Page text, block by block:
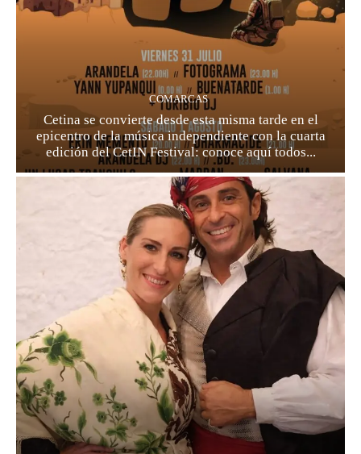
COMARCAS
Cetina se convierte desde esta misma tarde en el
epicentro de la música independiente con la cuarta
edición del CetIN Festival: conoce aquí todos...